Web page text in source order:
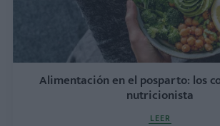
Alimentación en el posparto: los
nutricionista
LEER